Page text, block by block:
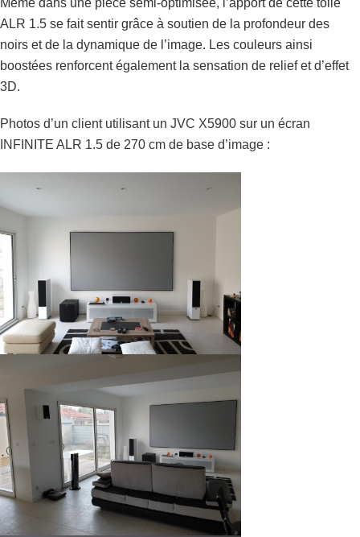
ALR 1.5 se fait sentir grâce à soutien de la profondeur des
noirs et de la dynamique de l’image. Les couleurs ainsi
boostées renforcent également la sensation de relief et d’effet
3D.
Photos d’un client utilisant un JVC X5900 sur un écran
INFINITE ALR 1.5 de 270 cm de base d’image :